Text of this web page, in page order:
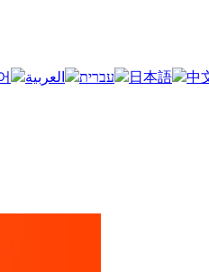
עברית العربية 日本語 中